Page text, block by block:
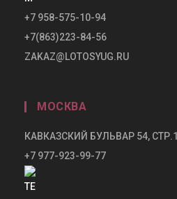
+7 958-575-10-94
+7(863)223-84-56
ZAKAZ@LOTOSYUG.RU
МОСКВА
КАВКАЗСКИЙ БУЛЬВАР 54, СТР.1
+7 977-923-99-77